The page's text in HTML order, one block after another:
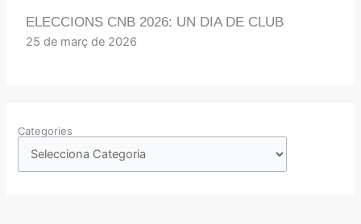
ELECCIONS CNB 2026: UN DIA DE CLUB
25 de març de 2026
Categories